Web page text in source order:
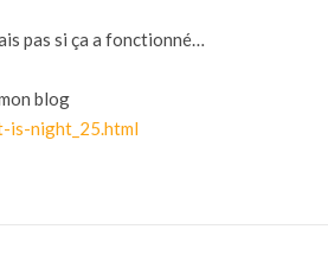
pas si ça a fonctionné…
blog
night_25.html